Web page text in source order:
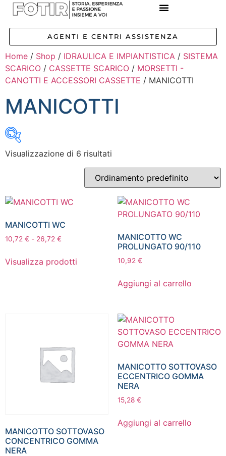
AGENTI E CENTRI ASSISTENZA
Home / Shop / IDRAULICA E IMPIANTISTICA / SISTEMA
SCARICO / CASSETTE SCARICO / MORSETTI -
CANOTTI E ACCESSORI CASSETTE / MANICOTTI
MANICOTTI
Inizia a digitare per attivare la ricerca
Visualizzazione di 6 risultati
MANICOTTI WC
10,72 € - 26,72 €
Visualizza prodotti
MANICOTTO WC
PROLUNGATO 90/110
10,92 €
Aggiungi al carrello
MANICOTTO SOTTOVASO
CONCENTRICO GOMMA
NERA
MANICOTTO SOTTOVASO
ECCENTRICO GOMMA
NERA
15,28 €
Aggiungi al carrello